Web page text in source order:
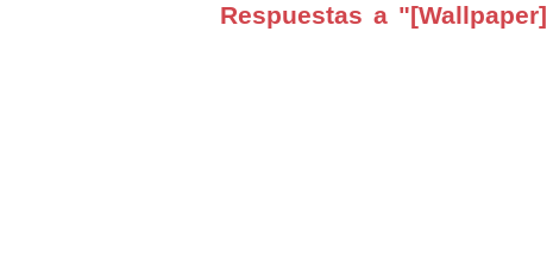
Respuestas a